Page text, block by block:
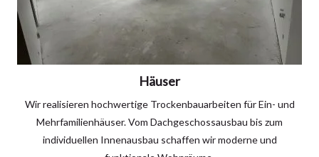
Häuser
Wir realisieren hochwertige Trockenbauarbeiten für Ein- und
Mehrfamilienhäuser. Vom Dachgeschossausbau bis zum
individuellen Innenausbau schaffen wir moderne und